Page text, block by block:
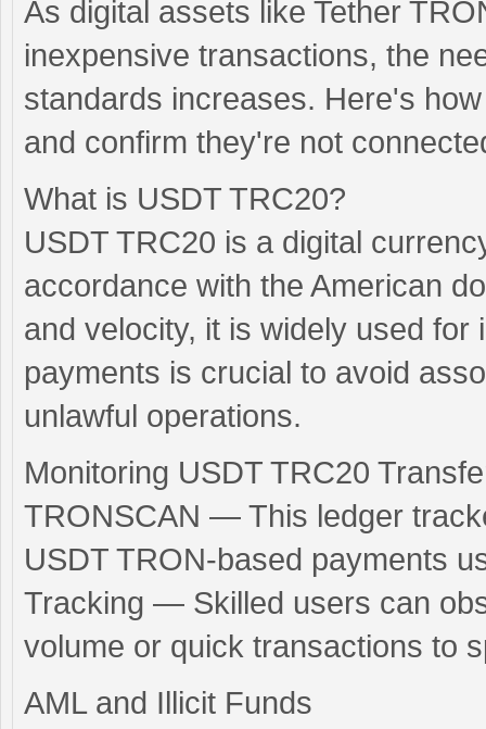
As digital assets like Tether
inexpensive transactions, the
standards increases. Here's
and confirm they're not
What is USDT TRC20?
USDT TRC20 is a digital
accordance with the American
and velocity, it is widely used
payments is crucial to avoid
unlawful operations.
Monitoring USDT TRC20
TRONSCAN — This ledger
USDT TRON-based payments
Tracking — Skilled users can
volume or quick transactions to
AML and Illicit Funds